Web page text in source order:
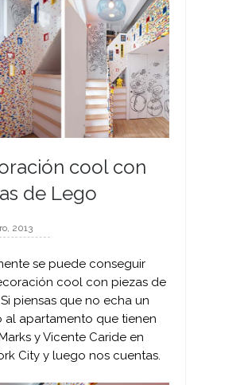
cool con
de Lego
2013
se puede conseguir
cool con piezas de
piensas que no echa un
al apartamento que tienen
y Vicente Caride en
City y luego nos cuentas.